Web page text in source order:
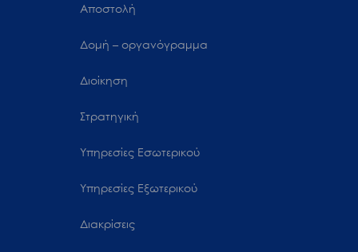
Αποστολή
Δομή – οργανόγραμμα
Διοίκηση
Στρατηγική
Υπηρεσίες Εσωτερικού
Υπηρεσίες Εξωτερικού
Διακρίσεις